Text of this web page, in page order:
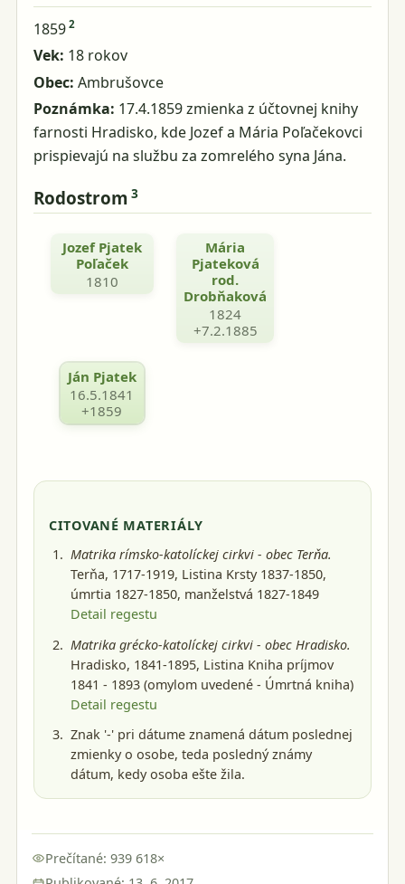
1859 2
Vek: 18 rokov
Obec: Ambrušovce
Poznámka: 17.4.1859 zmienka z účtovnej knihy
farnosti Hradisko, kde Jozef a Mária Poľačekovci
prispievajú na službu za zomrelého syna Jána.
Rodostrom 3
Jozef Pjatek
Poľaček
1810
Mária
Pjateková
rod.
Drobňaková
1824
+7.2.1885
Ján Pjatek
16.5.1841
+1859
CITOVANÉ MATERIÁLY
Matrika rímsko-katolíckej cirkvi - obec Terňa.
Terňa, 1717-1919, Listina Krsty 1837-1850,
úmrtia 1827-1850, manželstvá 1827-1849
Detail regestu
Matrika grécko-katolíckej cirkvi - obec Hradisko.
Hradisko, 1841-1895, Listina Kniha príjmov
1841 - 1893 (omylom uvedené - Úmrtná kniha)
Detail regestu
Znak '-' pri dátume znamená dátum poslednej
zmienky o osobe, teda posledný známy
dátum, kedy osoba ešte žila.
Prečítané: 939 618×